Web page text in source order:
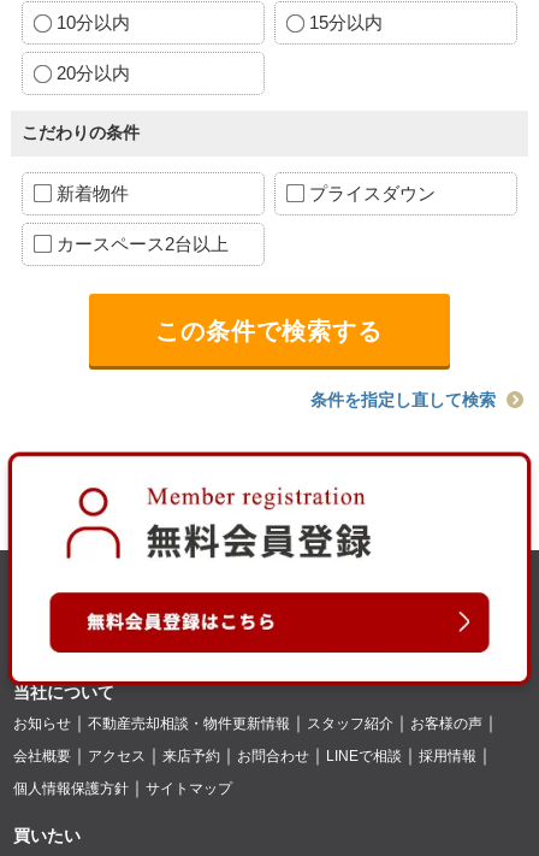
10分以内 15分以内
20分以内
こだわりの条件
新着物件 プライスダウン
カースペース2台以上
条件を指定し直して検索
当社について
お知らせ 不動産売却相談・物件更新情報 スタッフ紹介
お客様の声
会社概要
アクセス 来店予約 お問合わせ LINEで相談
採用情報
個人情報保護方針
サイトマップ
買いたい